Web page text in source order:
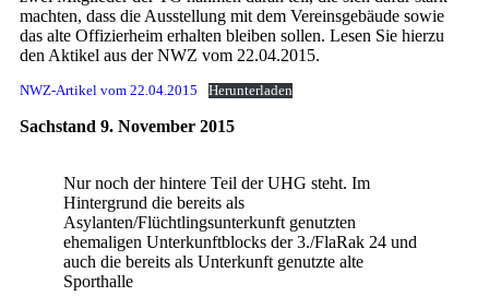
machten, dass die Ausstellung mit dem Vereinsgebäude sowie
das alte Offizierheim erhalten bleiben sollen. Lesen Sie hierzu
den Aktikel aus der NWZ vom 22.04.2015.
NWZ-Artikel vom 22.04.2015 Herunterladen
Sachstand 9. November 2015
Nur noch der hintere Teil der UHG steht. Im
Hintergrund die bereits als
Asylanten/Flüchtlingsunterkunft genutzten
ehemaligen Unterkunftblocks der 3./FlaRak 24 und
auch die bereits als Unterkunft genutzte alte
Sporthalle